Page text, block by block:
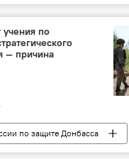
прогноз погоды
учения по
— причина
по защите Донбасса
учения